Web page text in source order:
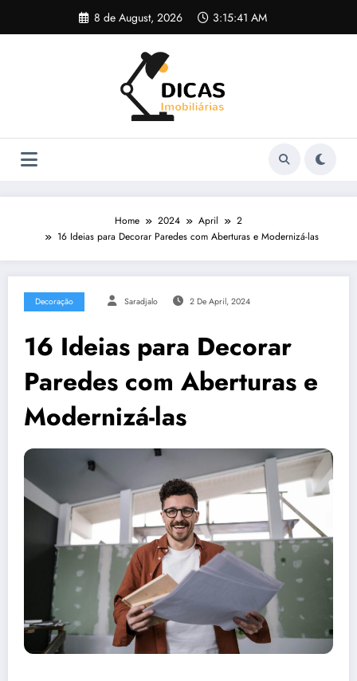
content
8 de August, 2026 3:15:42 AM
Home 2024 April
2
16 Ideias para Decorar Paredes com Aberturas e Modernizá-las
Decoração Saradjalo 2 De April, 2024
16 Ideias para Decorar
Paredes com Aberturas e
Modernizá-las